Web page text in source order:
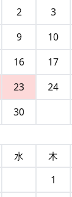
2 3
9 10
16 17
23 24
30
水 木
1